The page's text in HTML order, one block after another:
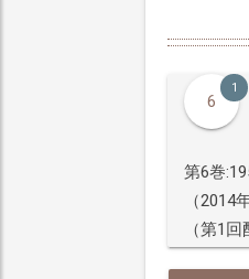
6
1
第6巻
（2014
（第1回